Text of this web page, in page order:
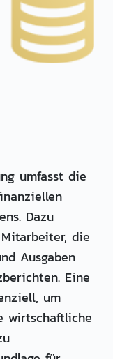
umfasst die
Dazu
die
Ausgaben
Eine
um
wirtschaftliche